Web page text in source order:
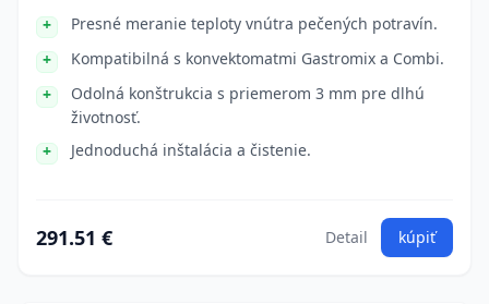
Presné meranie teploty vnútra pečených potravín.
Kompatibilná s konvektomatmi Gastromix a Combi.
Odolná konštrukcia s priemerom 3 mm pre dlhú
životnosť.
Jednoduchá inštalácia a čistenie.
291.51 € Detail kúpiť